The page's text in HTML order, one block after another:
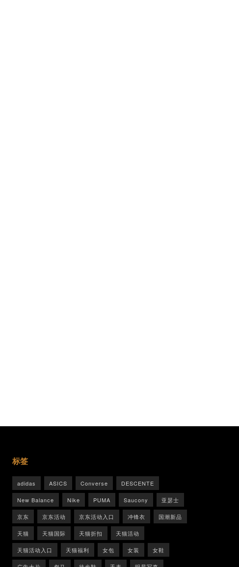
标签
adidas ASICS Converse DESCENTE
New Balance Nike PUMA Saucony 亚瑟士
京东 京东活动 京东活动入口 冲锋衣 国潮新品
天猫 天猫国际 天猫折扣 天猫活动
天猫活动入口 天猫福利 女包 女装 女鞋